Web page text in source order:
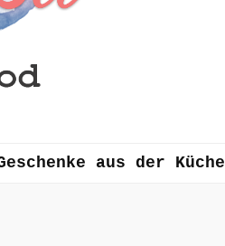
aus der Küche